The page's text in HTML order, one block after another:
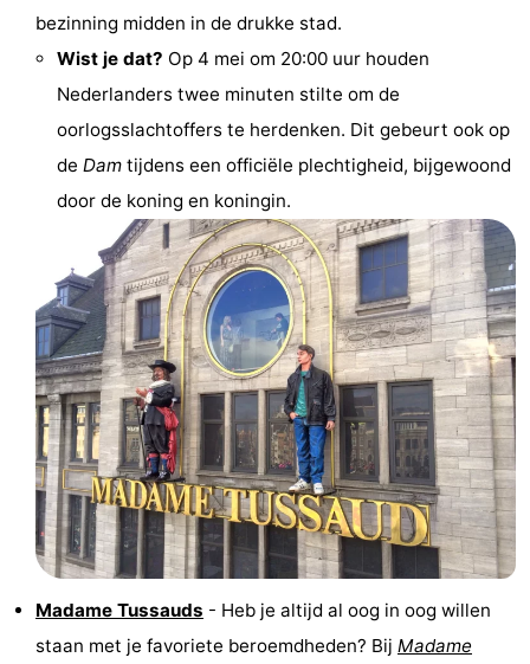
het
centrum
tuinen
Stadsdelen
Omgeving
Noord-
Holland
Forum
Reisboekenwinkel
Openbaar
vervoer
Route
Centraal
Station
Schiphol
Eindhoven
bezinning midden in de drukke stad.
Wist je dat? Op 4 mei om 20:00 uur houden
Nederlanders twee minuten stilte om de
oorlogsslachtoffers te herdenken. Dit gebeurt ook op
de Dam tijdens een officiële plechtigheid, bijgewoond
door de koning en koningin.
Madame Tussauds - Heb je altijd al oog in oog willen
staan met je favoriete beroemdheden? Bij Madame